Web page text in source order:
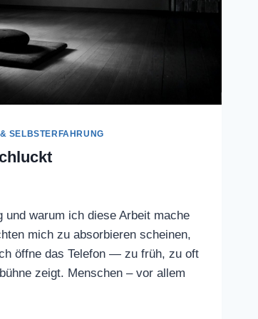
SELBSTERFAHRUNG
warum ich diese Arbeit mache
mich zu absorbieren scheinen,
öffne das Telefon — zu früh, zu oft
zeigt. Menschen – vor allem